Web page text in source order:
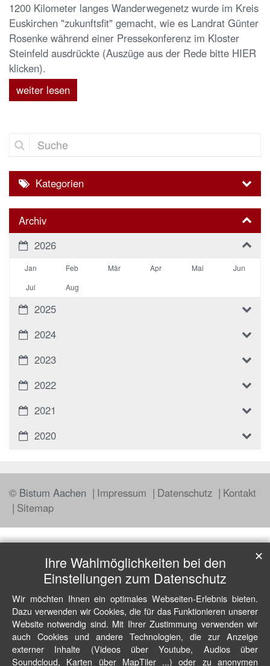
1200 Kilometer langes Wanderwegenetz wurde im Kreis
Euskirchen "zukunftsfit" gemacht, wie es Landrat Günter
Rosenke während einer Pressekonferenz im Kloster
Steinfeld ausdrückte (Auszüge aus der Rede bitte HIER
klicken).
weiter lesen
Suche
Kategorien
Archiv
2026
Jan Feb Mär Apr Mai
Jun
Jul
Aug
2025
2024
2023
2022
2021
2020
© Bistum Aachen Impressum Datenschutz
Kontakt
Sitemap
Ihre Wahlmöglichkeiten bei den
Einstellungen zum Datenschutz
Wir möchten Ihnen ein optimales Webseiten-Erlebnis bieten.
Dazu verwenden wir Cookies, die für das Funktionieren unserer
Website notwendig sind. Mit Ihrer Zustimmung verwenden wir
auch Cookies und andere Technologien, die zur Anzeige
externer Inhalte (Videos über Youtube, Audios über
Soundcloud, Karten über MapTiler ...) oder zu anonymen
✕